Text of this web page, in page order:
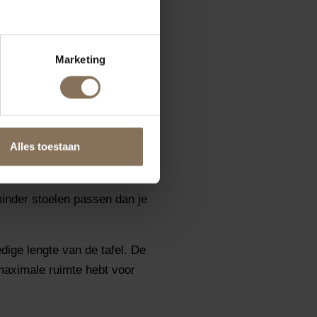
Marketing
Alles toestaan
een zachte uitstraling, terwijl
stoelen er passen.
Dit zorgt voor een
stoelen passen dan je
lengte van de tafel. De
ruimte hebt voor